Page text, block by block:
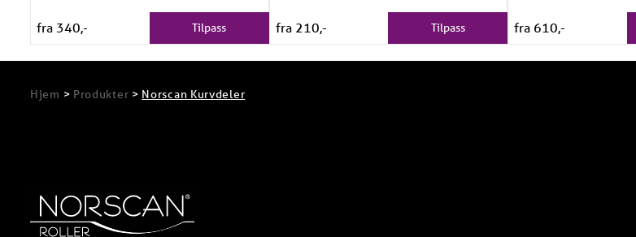
fra 340,- Tilpass fra 210,- Tilpass fra 610,-
Hjem > Produkter > Norscan Kurvdeler